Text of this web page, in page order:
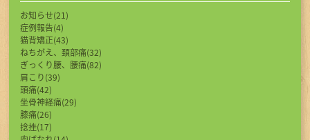
お知らせ(21)
症例報告(4)
猫背矯正(43)
ねちがえ、頚部痛(32)
ぎっくり腰、腰痛(82)
肩こり(39)
頭痛(42)
坐骨神経痛(29)
膝痛(26)
捻挫(17)